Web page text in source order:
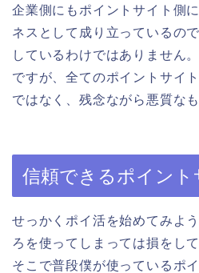
企業側にもポイントサイト側
ネスとして成り立っているの
しているわけではありません。
ですが、全てのポイントサイ
ではなく、残念ながら悪質な
信頼できるポイント
せっかくポイ活を始めてみよ
ろを使ってしまっては損をし
そこで普段僕が使っているポ